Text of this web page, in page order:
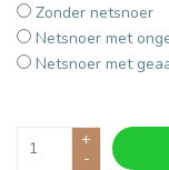
Zonder netsnoer
Netsnoer met
Netsnoer met
+
-